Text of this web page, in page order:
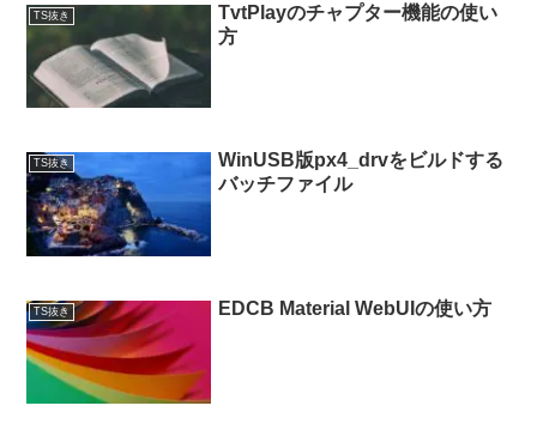
TS抜き
TvtPlayのチャプター機能の使い
方
TS抜き
WinUSB版px4_drvをビルドする
バッチファイル
TS抜き EDCB Material WebUIの使い方